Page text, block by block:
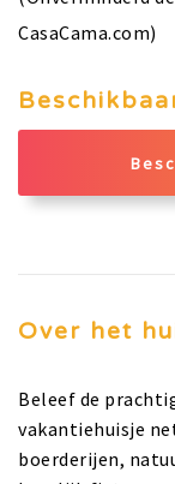
CasaCama.com)
Over het
Beleef de
vakantiehuisje
boerderijen,